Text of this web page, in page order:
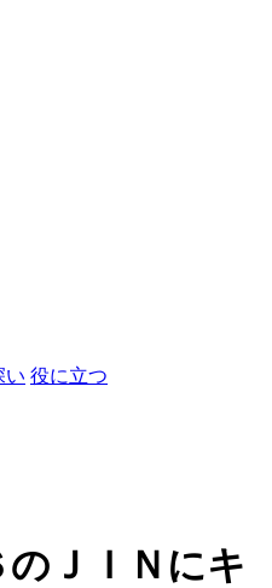
い 役に立つ
のＪＩＮにキ